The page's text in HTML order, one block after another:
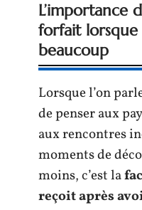
L’importance
forfait lorsque
beaucoup
Lorsque l’on
de penser aux
aux rencontres
moments de
moins, c’est la
reçoit après